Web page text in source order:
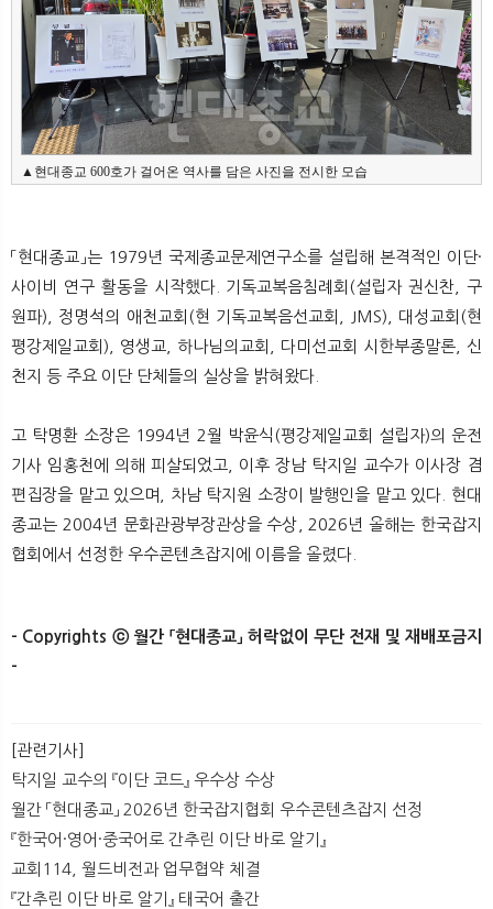
▲현대종교 600호가 걸어온 역사를 담은 사진을 전시한 모습
「현대종교」는 1979년 국제종교문제연구소를 설립해 본격적인 이단·
사이비 연구 활동을 시작했다. 기독교복음침례회(설립자 권신찬, 구
원파), 정명석의 애천교회(현 기독교복음선교회, JMS), 대성교회(현
평강제일교회), 영생교, 하나님의교회, 다미선교회 시한부종말론, 신
천지 등 주요 이단 단체들의 실상을 밝혀왔다.
고 탁명환 소장은 1994년 2월 박윤식(평강제일교회 설립자)의 운전
기사 임홍천에 의해 피살되었고, 이후 장남 탁지일 교수가 이사장 겸
편집장을 맡고 있으며, 차남 탁지원 소장이 발행인을 맡고 있다. 현대
종교는 2004년 문화관광부장관상을 수상, 2026년 올해는 한국잡지
협회에서 선정한 우수콘텐츠잡지에 이름을 올렸다.
- Copyrights ⓒ 월간 「현대종교」 허락없이 무단 전재 및 재배포금지
-​
[관련기사]
탁지일 교수의 『이단 코드』 우수상 수상
월간 「현대종교」 2026년 한국잡지협회 우수콘텐츠잡지 선정
『한국어·영어·중국어로 간추린 이단 바로 알기』
교회114, 월드비전과 업무협약 체결
『간추린 이단 바로 알기』 태국어 출간